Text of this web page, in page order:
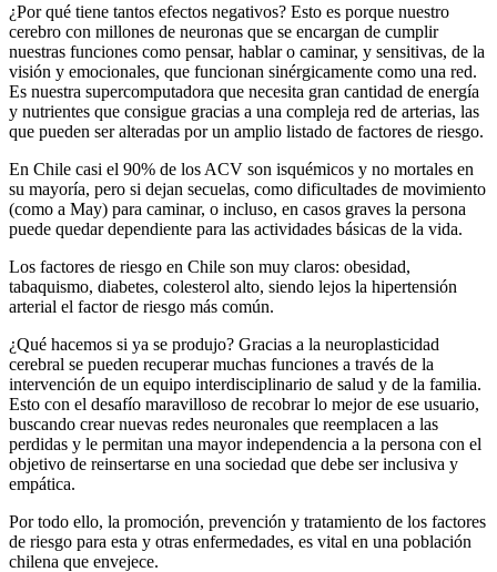
¿Por qué tiene tantos efectos negativos? Esto es porque nuestro
cerebro con millones de neuronas que se encargan de cumplir
nuestras funciones como pensar, hablar o caminar, y sensitivas, de la
visión y emocionales, que funcionan sinérgicamente como una red.
Es nuestra supercomputadora que necesita gran cantidad de energía
y nutrientes que consigue gracias a una compleja red de arterias, las
que pueden ser alteradas por un amplio listado de factores de riesgo.
En Chile casi el 90% de los ACV son isquémicos y no mortales en
su mayoría, pero si dejan secuelas, como dificultades de movimiento
(como a May) para caminar, o incluso, en casos graves la persona
puede quedar dependiente para las actividades básicas de la vida.
Los factores de riesgo en Chile son muy claros: obesidad,
tabaquismo, diabetes, colesterol alto, siendo lejos la hipertensión
arterial el factor de riesgo más común.
¿Qué hacemos si ya se produjo? Gracias a la neuroplasticidad
cerebral se pueden recuperar muchas funciones a través de la
intervención de un equipo interdisciplinario de salud y de la familia.
Esto con el desafío maravilloso de recobrar lo mejor de ese usuario,
buscando crear nuevas redes neuronales que reemplacen a las
perdidas y le permitan una mayor independencia a la persona con el
objetivo de reinsertarse en una sociedad que debe ser inclusiva y
empática.
Por todo ello, la promoción, prevención y tratamiento de los factores
de riesgo para esta y otras enfermedades, es vital en una población
chilena que envejece.